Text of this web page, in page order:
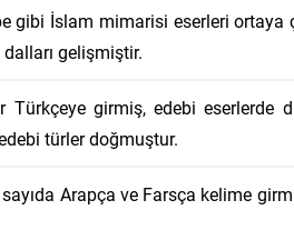
gibi İslam mimarisi eserleri ortaya
gelişmiştir.
Türkçeye girmiş, edebi eserlerde
türler doğmuştur.
Arapça ve Farsça kelime